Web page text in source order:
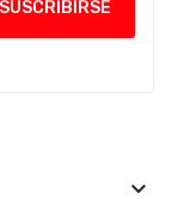
keyboard_arrow_down